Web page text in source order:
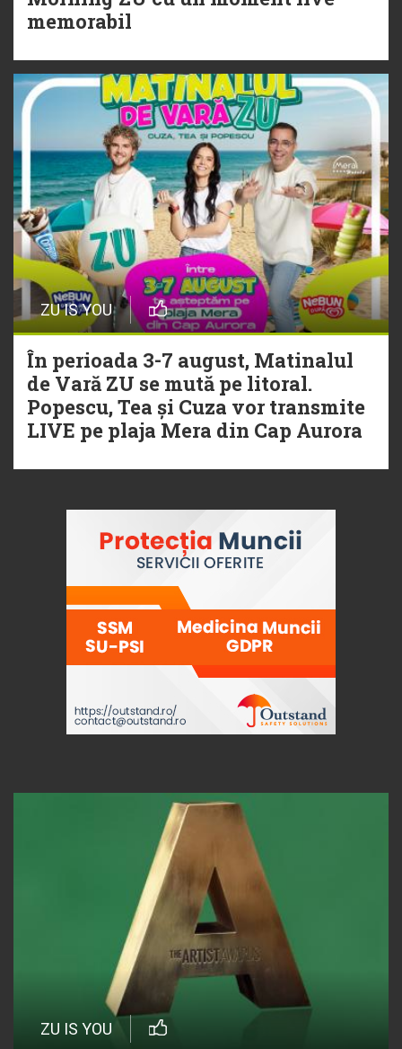
NEW MUSIC | 5 piese noi în
playlistul Radio ZU
memorabil
ZU IS YOU
În perioada 3-7 august, Matinalul
de Vară ZU se mută pe litoral.
Popescu, Tea și Cuza vor transmite
LIVE pe plaja Mera din Cap Aurora
ZU IS YOU